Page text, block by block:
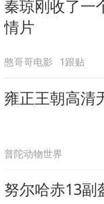
秦琼刚收了一
情片
憨哥哥电影 1跟贴
雍正王朝高清
普陀动物世界
努尔哈赤13副